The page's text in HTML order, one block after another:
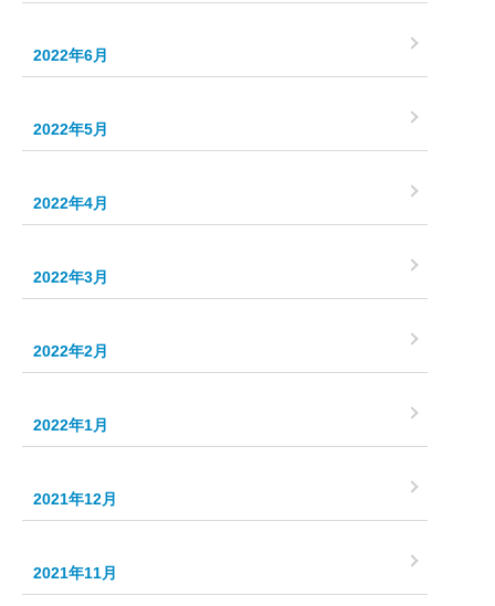
2022年6月
2022年5月
2022年4月
2022年3月
2022年2月
2022年1月
2021年12月
2021年11月